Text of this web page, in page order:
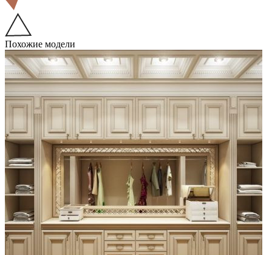
Похожие модели